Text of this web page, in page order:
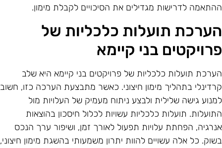
לדרישות מגדילים את הסיכויים לקבלת מימון.
תועלות כלכליות של
בני קיימא
תועלות כלכליות של פרויקטים בני קיימא היא שלב
בתהליך מימון חיצוני. כאשר מתבצעת הערכה כזו, חשוב
גישה שלילית ולבצע ניתוח מעמיק של העלויות מול
תועלות כלכליות עשויות לכלול חיסכון בהוצאות
הפחתת עלויות תפעול לאורך זמן, ושיפור ערך הנכס
כל אלה עשויים להוות יתרון משמעותי בהשגת מימון חיצוני,